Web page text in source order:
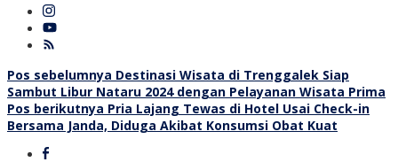
Navigasi
pos
Pos sebelumnya Destinasi Wisata di Trenggalek Siap
Sambut Libur Nataru 2024 dengan Pelayanan Wisata Prima
Pos berikutnya Pria Lajang Tewas di Hotel Usai Check-in
Bersama Janda, Diduga Akibat Konsumsi Obat Kuat